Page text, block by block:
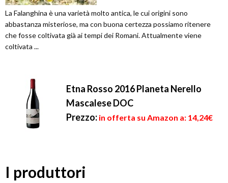
La Falanghina è una varietà molto antica, le cui origini sono
abbastanza misteriose, ma con buona certezza possiamo ritenere
che fosse coltivata già ai tempi dei Romani. Attualmente viene
coltivata ...
Etna Rosso 2016 Planeta Nerello
Mascalese DOC
Prezzo: in offerta su Amazon a: 14,24€
I produttori